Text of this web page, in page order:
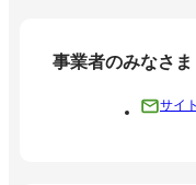
事業者のみなさま
サイ